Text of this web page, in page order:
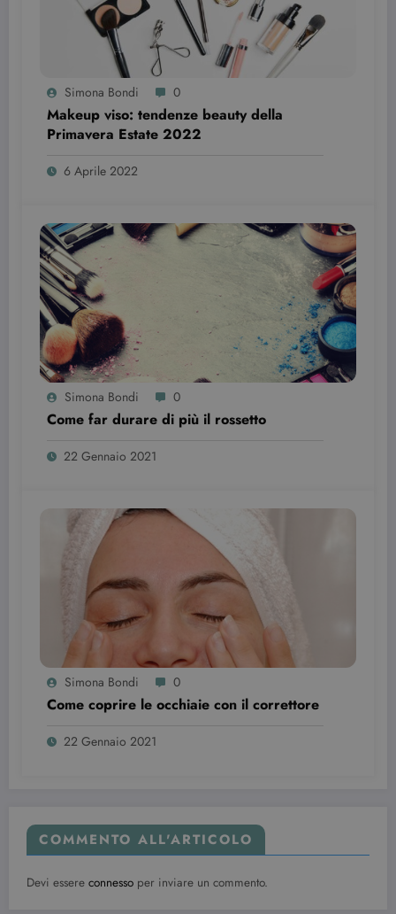
Simona Bondi 0
Makeup viso: tendenze beauty della
Primavera Estate 2022￼￼
6 Aprile 2022
Simona Bondi 0
Come far durare di più il rossetto
22 Gennaio 2021
Simona Bondi 0
Come coprire le occhiaie con il correttore
22 Gennaio 2021
COMMENTO ALL'ARTICOLO
Devi essere connesso per inviare un commento.
Nome
Provider /
Dominio
Scadenza
VISITOR_INFO1_LIVE
.youtube.com
incorporati
nei siti; può
anche
determinare
se il
del sito web
sta
utilizzando la
nuova o la
vecchia
versione
di Youtube.
YSC